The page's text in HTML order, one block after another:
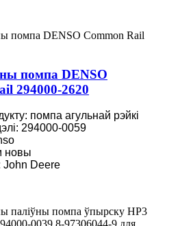
помпа DENSO
294000-2620
помпа агульнай рэйкі
294000-0059
новы
Deere